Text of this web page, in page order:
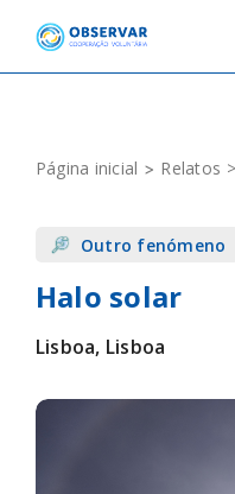
content
EVENTOS
DEFINIÇÕES
F.A.Q.
Página inicial Relatos
Outro fenómeno
Halo solar
Lisboa, Lisboa